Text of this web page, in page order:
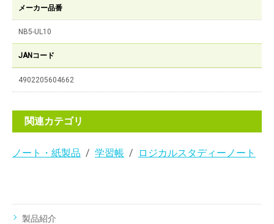
メーカー品番
NB5-UL10
JANコード
4902205604662
関連カテゴリ
ノート・紙製品 学習帳 ロジカルスタディーノート
製品紹介